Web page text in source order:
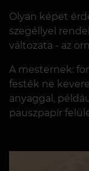
Olyan képet
szegéllyel
változata - az
A mesternek:
festék ne
anyaggal,
pauszpapír